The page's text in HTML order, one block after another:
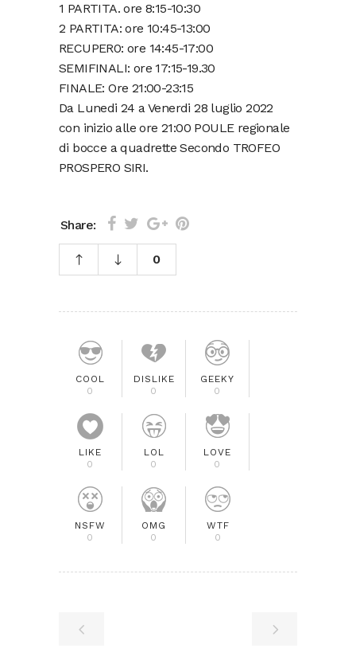
1 PARTITA. ore 8:15-10:30
2 PARTITA: ore 10:45-13:00
RECUPER0: ore 14:45-17:00
SEMIFINALI: ore 17:15-19.30
FINALE: Ore 21:00-23:15
Da Lunedi 24 a Venerdi 28 luglio 2022
con inizio alle ore 21:00 POULE regionale
di bocce a quadrette Secondo TROFEO
PROSPERO SIRI.
Share:
0
COOL
0
DISLIKE
0
GEEKY
0
LIKE
0
LOL
0
LOVE
0
NSFW
0
OMG
0
WTF
0